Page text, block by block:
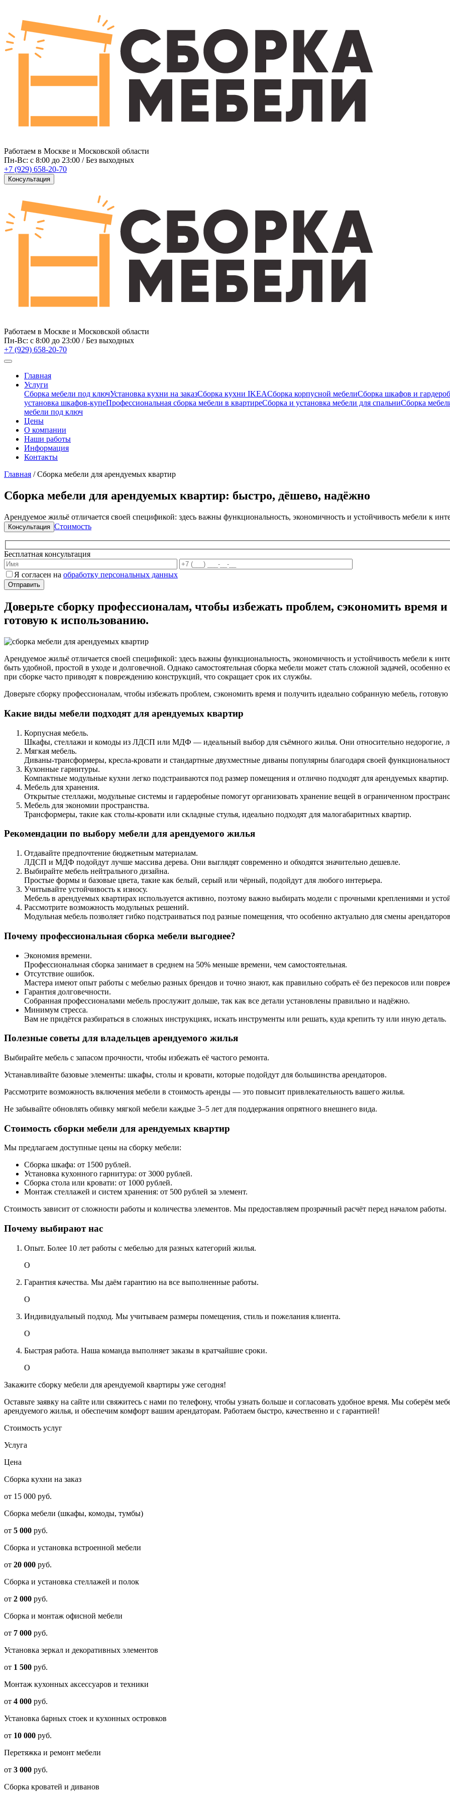
Работаем в Москве и Московской области
Пн-Вс: c 8:00 до 23:00 / Без выходных
+7 (929) 658-20-70
Консультация
Работаем в Москве и Московской области
Пн-Вс: c 8:00 до 23:00 / Без выходных
+7 (929) 658-20-70
Главная
Услуги
Сборка мебели под ключУстановка кухни на заказСборка кухни IKEAСборка корпусной мебелиСборка шкафов и
установка шкафов-купеПрофессиональная сборка мебели в квартиреСборка и установка мебели для спальниСборка
мебели под ключ
Цены
О компании
Наши работы
Информация
Контакты
Главная / Сборка мебели для арендуемых квартир
Сборка мебели для арендуемых квартир: быстро, дёшево, надёжно
Арендуемое жильё отличается своей спецификой: здесь важны функциональность, экономичность и устойчивость мебели к
Консультация Стоимость
Бесплатная консультация
Я согласен на обработку персональных данных
Доверьте сборку профессионалам, чтобы избежать проблем, сэкономить время
готовую к использованию.
Арендуемое жильё отличается своей спецификой: здесь важны функциональность, экономичность и устойчивость мебели к
быть удобной, простой в уходе и долговечной. Однако самостоятельная сборка мебели может стать сложной задачей,
при сборке часто приводят к повреждению конструкций, что сокращает срок их службы.
Доверьте сборку профессионалам, чтобы избежать проблем, сэкономить время и получить идеально собранную мебель,
Какие виды мебели подходят для арендуемых квартир
Корпусная мебель.
Шкафы, стеллажи и комоды из ЛДСП или МДФ — идеальный выбор для съёмного жилья. Они относительно недорогие,
Мягкая мебель.
Диваны-трансформеры, кресла-кровати и стандартные двухместные диваны популярны благодаря своей
Кухонные гарнитуры.
Компактные модульные кухни легко подстраиваются под размер помещения и отлично подходят для арендуемых квартир.
Мебель для хранения.
Открытые стеллажи, модульные системы и гардеробные помогут организовать хранение вещей в ограниченном
Мебель для экономии пространства.
Трансформеры, такие как столы-кровати или складные стулья, идеально подходят для малогабаритных квартир.
Рекомендации по выбору мебели для арендуемого жилья
Отдавайте предпочтение бюджетным материалам.
ЛДСП и МДФ подойдут лучше массива дерева. Они выглядят современно и обходятся значительно дешевле.
Выбирайте мебель нейтрального дизайна.
Простые формы и базовые цвета, такие как белый, серый или чёрный, подойдут для любого интерьера.
Учитывайте устойчивость к износу.
Мебель в арендуемых квартирах используется активно, поэтому важно выбирать модели с прочными креплениями и
Рассмотрите возможность модульных решений.
Модульная мебель позволяет гибко подстраиваться под разные помещения, что особенно актуально для смены
Почему профессиональная сборка мебели выгоднее?
Экономия времени.
Профессиональная сборка занимает в среднем на 50% меньше времени, чем самостоятельная.
Отсутствие ошибок.
Мастера имеют опыт работы с мебелью разных брендов и точно знают, как правильно собрать её без перекосов или
Гарантия долговечности.
Собранная профессионалами мебель прослужит дольше, так как все детали установлены правильно и надёжно.
Минимум стресса.
Вам не придётся разбираться в сложных инструкциях, искать инструменты или решать, куда крепить ту или иную деталь.
Полезные советы для владельцев арендуемого жилья
Выбирайте мебель с запасом прочности, чтобы избежать её частого ремонта.
Устанавливайте базовые элементы: шкафы, столы и кровати, которые подойдут для большинства арендаторов.
Рассмотрите возможность включения мебели в стоимость аренды — это повысит привлекательность вашего жилья.
Не забывайте обновлять обивку мягкой мебели каждые 3–5 лет для поддержания опрятного внешнего вида.
Стоимость сборки мебели для арендуемых квартир
Мы предлагаем доступные цены на сборку мебели:
Сборка шкафа: от 1500 рублей.
Установка кухонного гарнитура: от 3000 рублей.
Сборка стола или кровати: от 1000 рублей.
Монтаж стеллажей и систем хранения: от 500 рублей за элемент.
Стоимость зависит от сложности работы и количества элементов. Мы предоставляем прозрачный расчёт перед началом работы.
Почему выбирают нас
Опыт. Более 10 лет работы с мебелью для разных категорий жилья.
О
Гарантия качества. Мы даём гарантию на все выполненные работы.
О
Индивидуальный подход. Мы учитываем размеры помещения, стиль и пожелания клиента.
О
Быстрая работа. Наша команда выполняет заказы в кратчайшие сроки.
О
Закажите сборку мебели для арендуемой квартиры уже сегодня!
Оставьте заявку на сайте или свяжитесь с нами по телефону, чтобы узнать больше и согласовать удобное время. Мы соберём
арендуемого жилья, и обеспечим комфорт вашим арендаторам. Работаем быстро, качественно и с гарантией!
Стоимость услуг
Услуга
Цена
Сборка кухни на заказ
от 15 000 руб.
Сборка мебели (шкафы, комоды, тумбы)
от 5 000 руб.
Сборка и установка встроенной мебели
от 20 000 руб.
Сборка и установка стеллажей и полок
от 2 000 руб.
Сборка и монтаж офисной мебели
от 7 000 руб.
Установка зеркал и декоративных элементов
от 1 500 руб.
Монтаж кухонных аксессуаров и техники
от 4 000 руб.
Установка барных стоек и кухонных островков
от 10 000 руб.
Перетяжка и ремонт мебели
от 3 000 руб.
Сборка кроватей и диванов